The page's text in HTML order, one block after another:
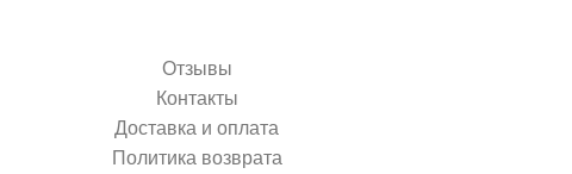
Отзывы
Контакты
Доставка и оплата
Политика возврата